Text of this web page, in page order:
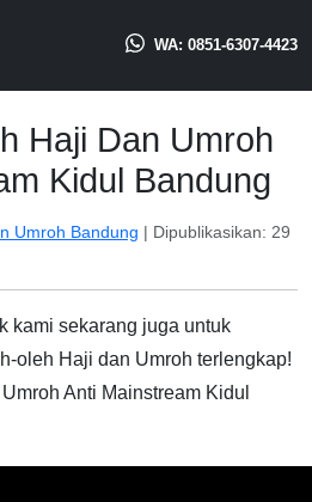
WA: 0851-6307-4423
Haji Dan Umroh
Kidul Bandung
Umroh Bandung | Dipublikasikan: 29
kami sekarang juga untuk
oleh Haji dan Umroh terlengkap!
Anti Mainstream Kidul